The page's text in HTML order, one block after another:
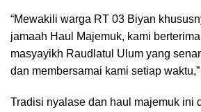
“Mewakili warga RT 03 Biyan
jamaah Haul Majemuk, kami
masyayikh Raudlatul Ulum yang
dan membersamai kami setiap
Tradisi nyalase dan haul majemuk ini